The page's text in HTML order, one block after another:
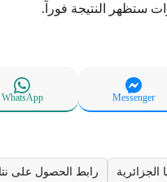
ستظهر النتيجة فوراً.
Messenger
WhatsApp
الجزائرية رابط الحصول على